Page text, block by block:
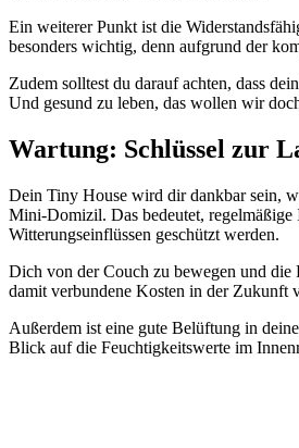
Ein weiterer Punkt ist die
besonders wichtig, denn aufgrund der
Zudem solltest du darauf achten, dass
Und gesund zu leben, das wollen wir
Wartung: Schlüssel zur
Dein Tiny House wird dir dankbar sein,
Mini-Domizil. Das bedeutet,
Witterungseinflüssen geschützt werden.
Dich von der Couch zu bewegen und die
damit verbundene Kosten in der Zukunft
Außerdem ist eine gute Belüftung in
Blick auf die Feuchtigkeitswerte im